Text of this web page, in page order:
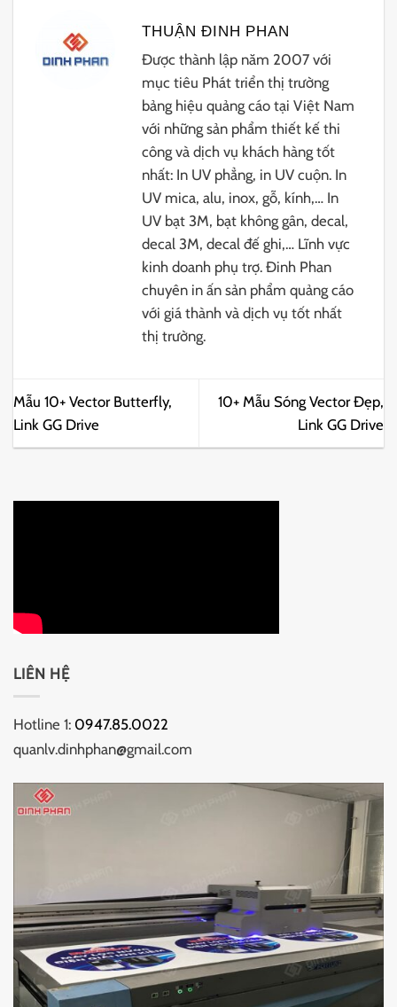
THUẬN ĐINH PHAN
Được thành lập năm 2007 với
mục tiêu Phát triển thị trường
bảng hiệu quảng cáo tại Việt Nam
với những sản phẩm thiết kế thi
công và dịch vụ khách hàng tốt
nhất: In UV phẳng, in UV cuộn. In
UV mica, alu, inox, gỗ, kính,… In
UV bạt 3M, bạt không gân, decal,
decal 3M, decal đế ghi,… Lĩnh vực
kinh doanh phụ trợ. Đinh Phan
chuyên in ấn sản phẩm quảng cáo
với giá thành và dịch vụ tốt nhất
thị trường.
Mẫu 10+ Vector Butterfly,
Link GG Drive
10+ Mẫu Sóng Vector Đẹp,
Link GG Drive
LIÊN HỆ
Hotline 1: 0947.85.0022
quanlv.dinhphan@gmail.com